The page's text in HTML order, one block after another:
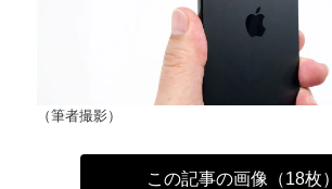
（筆者撮影）
この記事の画像（18枚）